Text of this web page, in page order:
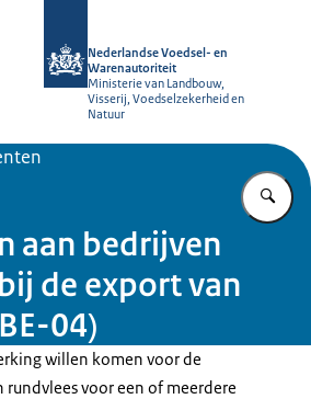
Nederlandse Voedsel- en
Warenautoriteit
Ministerie van Landbouw,
Visserij, Voedselzekerheid en
Natuur
aan bedrijven
de export van
04)
willen komen voor de
voor een of meerdere